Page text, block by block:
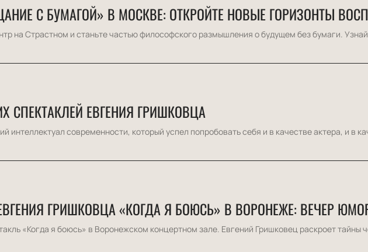
С БУМАГОЙ» В МОСКВЕ: ОТКРОЙТЕ НОВЫЕ ГОРИЗОНТЫ
на Страстном и станьте частью философского размышления о будущем без бумаги.
СПЕКТАКЛЕЙ ЕВГЕНИЯ ГРИШКОВЦА
интеллектуал современности, который успел попробовать себя и в качестве актера, и в
ГРИШКОВЦА «КОГДА Я БОЮСЬ» В ВОРОНЕЖЕ: ВЕЧЕР
«Когда я боюсь» в Воронежском концертном зале. Евгений Гришковец раскроет тайны